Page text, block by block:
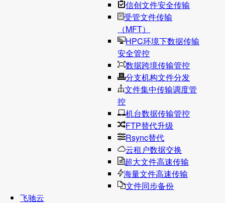
信创文件安全传输
受管文件传输
（MFT）
HPC环境下数据传输
安全管控
数据跨境传输管控
分支机构文件分发
文件集中传输调度管
控
机台数据传输管控
FTP替代升级
Rsync替代
云租户数据交换
超大文件高速传输
海量文件高速传输
文件同步备份
飞驰云